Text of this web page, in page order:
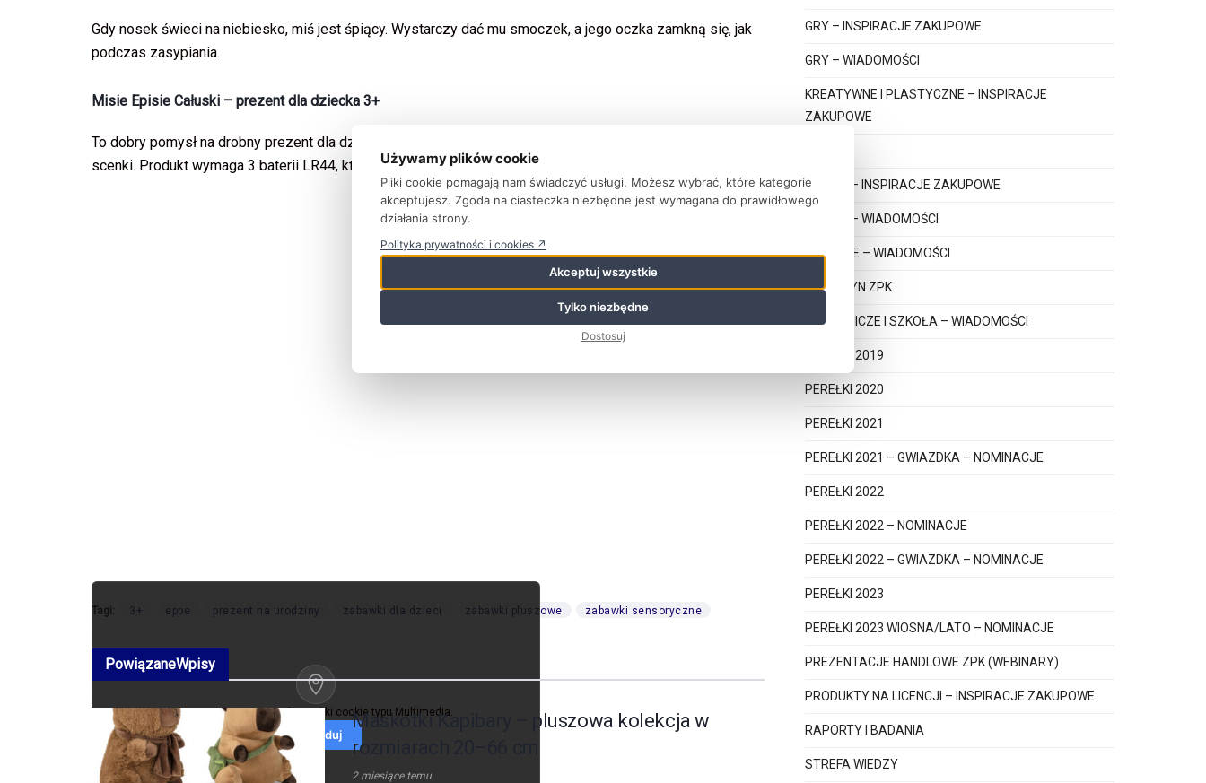
Gdy nosek świeci na niebiesko, miś jest śpiący. Wystarczy dać mu smoczek, a jego oczka zamkną się, jak
podczas zasypiania.
Misie Episie Całuski – prezent dla dziecka 3+
To dobry pomysł na drobny prezent dla dziecka, które lubi opiekować się pluszakami i odgrywać codzienne
scenki. Produkt wymaga 3 baterii LR44, które są zawarte w zestawie.
Ta treść wymaga zgody na pliki cookie typu Multimedia.
Załaduj
Tagi: 3+ eppe prezent na urodziny zabawki dla dzieci zabawki pluszowe zabawki sensoryczne
PowiązaneWpisy
Maskotki Kapibary – pluszowa kolekcja w
rozmiarach 20–66 cm
2 miesiące temu
GRY – INSPIRACJE ZAKUPOWE
GRY – WIADOMOŚCI
KREATYWNE I PLASTYCZNE – INSPIRACJE
ZAKUPOWE
KSIĄŻKI – INSPIRACJE ZAKUPOWE
KSIĄŻKI – WIADOMOŚCI
LICENCJE – WIADOMOŚCI
MAGAZYN ZPK
PAPIERNICZE I SZKOŁA – WIADOMOŚCI
PEREŁKI 2019
PEREŁKI 2020
PEREŁKI 2021
PEREŁKI 2021 – GWIAZDKA – NOMINACJE
PEREŁKI 2022
PEREŁKI 2022 – NOMINACJE
PEREŁKI 2022 – GWIAZDKA – NOMINACJE
PEREŁKI 2023
PEREŁKI 2023 WIOSNA/LATO – NOMINACJE
PREZENTACJE HANDLOWE ZPK (WEBINARY)
PRODUKTY NA LICENCJI – INSPIRACJE ZAKUPOWE
RAPORTY I BADANIA
STREFA WIEDZY
Używamy plików cookie
Pliki cookie pomagają nam świadczyć usługi. Możesz wybrać, które kategorie
akceptujesz. Zgoda na ciasteczka niezbędne jest wymagana do prawidłowego
działania strony.
Polityka prywatności i cookies ↗
Akceptuj wszystkie
Tylko niezbędne
Dostosuj